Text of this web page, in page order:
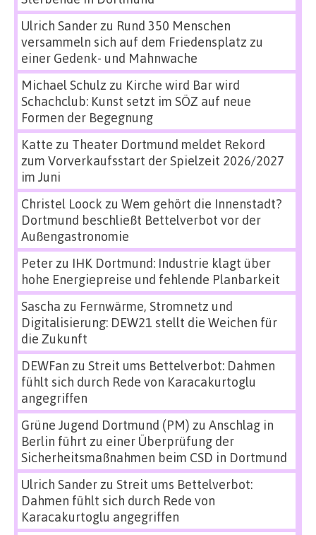
Ulrich Sanderzu Rund 350 Menschen
versammeln sich auf dem Friedensplatz zu
einer Gedenk- und Mahnwache
Michael Schulz zu Kirche wird Bar wird
Schachclub: Kunst setzt im SÖZ auf neue
Formen der Begegnung
Katte zu Theater Dortmund meldet Rekord
zum Vorverkaufsstart der Spielzeit 2026/2027
im Juni
Christel Loock zu Wem gehört die Innenstadt?
Dortmund beschließt Bettelverbot vor der
Außengastronomie
Peterzu IHK Dortmund: Industrie klagt über
hohe Energiepreise und fehlende Planbarkeit
Sascha zu Fernwärme, Stromnetz und
Digitalisierung: DEW21 stellt die Weichen für
die Zukunft
DEWFan zu Streit ums Bettelverbot: Dahmen
fühlt sich durch Rede von Karacakurtoglu
angegriffen
Grüne Jugend Dortmund (PM) zu Anschlag in
Berlin führt zu einer Überprüfung der
Sicherheitsmaßnahmen beim CSD in Dortmund
Ulrich Sanderzu Streit ums Bettelverbot:
Dahmen fühlt sich durch Rede von
Karacakurtoglu angegriffen